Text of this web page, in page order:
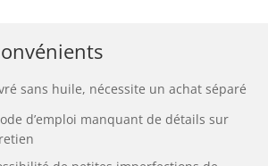
sans huile, nécessite un achat séparé
d’emploi manquant de détails sur